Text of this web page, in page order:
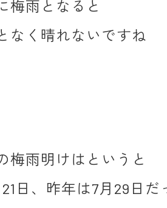
梅雨となると
なく晴れないですね
梅雨明けはというと
日、昨年は7月29日だ